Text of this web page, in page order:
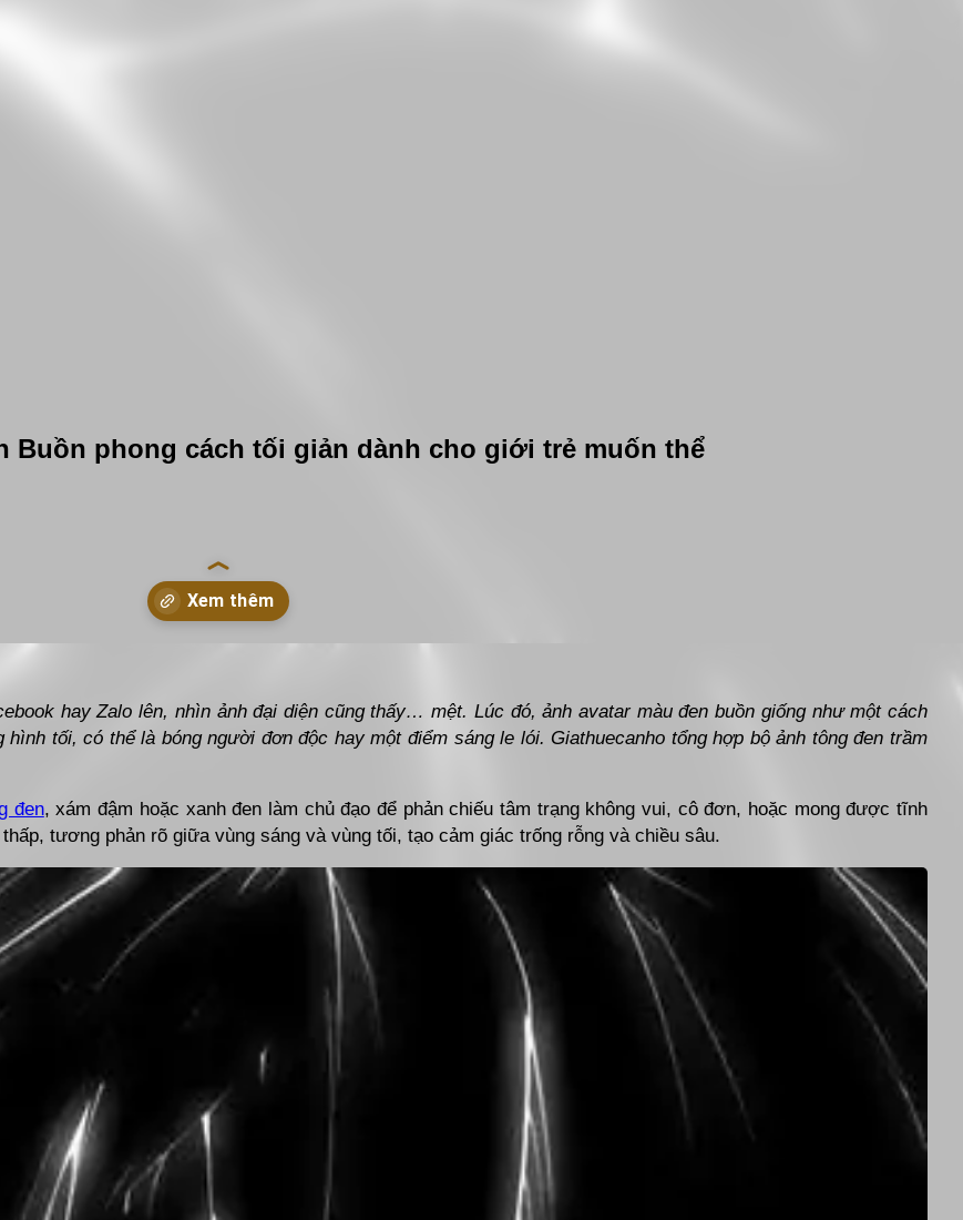
Buồn phong cách tối giản dành cho giới trẻ muốn thể
hay Zalo lên, nhìn ảnh đại diện cũng thấy… mệt. Lúc đó, ảnh avatar màu đen buồn giống như một cách
tối, có thể là bóng người đơn độc hay một điểm sáng le lói. Giathuecanho tổng hợp bộ ảnh tông đen trầm
đen, xám đậm hoặc xanh đen làm chủ đạo để phản chiếu tâm trạng không vui, cô đơn, hoặc mong được tĩnh
tương phản rõ giữa vùng sáng và vùng tối, tạo cảm giác trống rỗng và chiều sâu.